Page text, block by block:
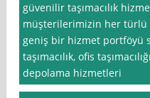
güvenilir taşımacılık
müşterilerimizin her türlü
geniş bir hizmet portföyü
taşımacılık, ofis
depolama hizmetleri